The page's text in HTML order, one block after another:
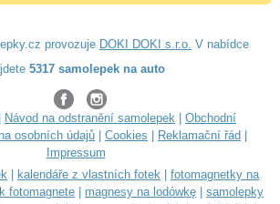
provozuje DOKI DOKI s.r.o. V nabídce
5317 samolepek na auto
Návod na odstranění samolepek
Obchodní
osobních údajů Cookies Reklamační řád
Impressum
kalendáře z vlastních fotek
fotomagnetky na
fotomagnete magnesy na lodówkę
samolepky